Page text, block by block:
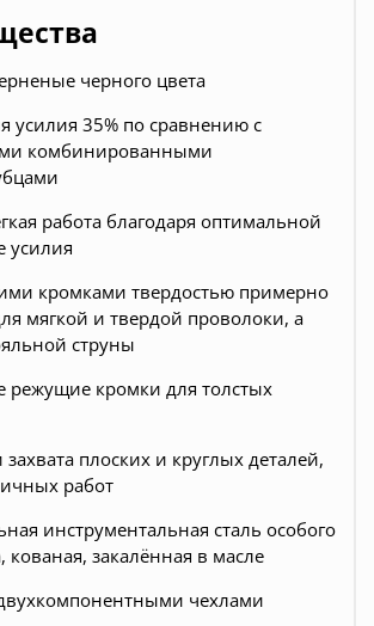
черного цвета
усилия 35% по сравнению с
комбинированными
работа благодаря оптимальной
усилия
кромками твердостью примерно
мягкой и твердой проволоки, а
струны
режущие кромки для толстых
плоских и круглых деталей,
работ
инструментальная сталь особого
кованая, закалённая в масле
чехлами